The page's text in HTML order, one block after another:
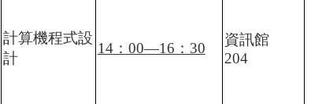
計算機程式設
計
14：00—16：30
資訊館
204